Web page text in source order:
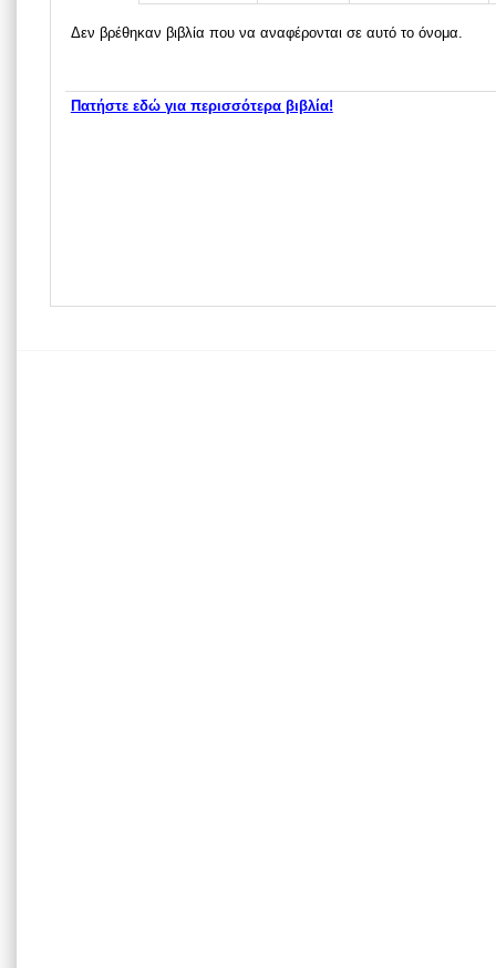
Δεν βρέθηκαν βιβλία που να αναφέρονται σε αυτό το όνομα.
Πατήστε εδώ για περισσότερα βιβλία!